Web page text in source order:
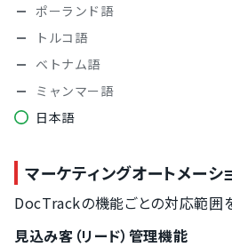
ポーランド語
トルコ語
ベトナム語
ミャンマー語
日本語
マーケティングオートメーシ
DocTrackの機能ごとの対応範囲
見込み客（リード）管理機能